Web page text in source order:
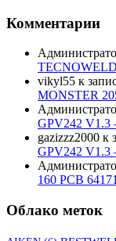
Комментарии
vikyl55 к
MONSTER
GPV242 V1.3
gazizzz2000 к
GPV242 V1.3
160 PCB
Облако меток